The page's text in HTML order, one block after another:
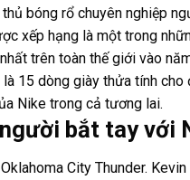
bóng rổ chuyên nghiệp
xếp hạng là một trong
trên toàn thế giới vào
15 dòng giày thửa tính
Nike trong cả tương lai.
bắt tay với
City Thunder.